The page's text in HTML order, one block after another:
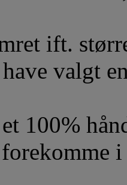
ift.
valgt
100%